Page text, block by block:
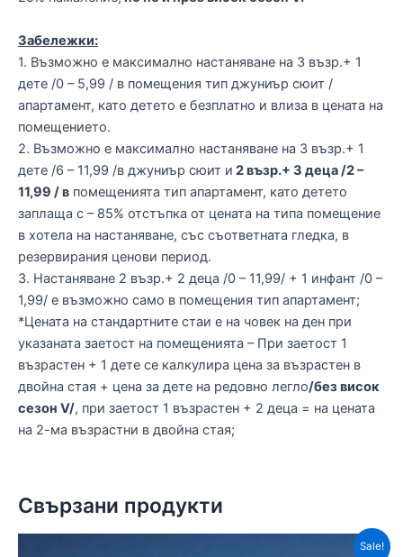
Забележки:
1. Възможно е максимално настаняване на 3 възр.+ 1
дете /0 – 5,99 / в помещения тип джуниър сюит /
апартамент, като детето е безплатно и влиза в цената на
помещението.
2. Възможно е максимално настаняване на 3 възр.+ 1
дете /6 – 11,99 /в джуниър сюит и 2 възр.+ 3 деца /2 –
11,99 / в помещенията тип апартамент, като детето
заплаща с – 85% отстъпка от цената на типа помещение
в хотела на настаняване, със съответната гледка, в
резервирания ценови период.
3. Настаняване 2 възр.+ 2 деца /0 – 11,99/ + 1 инфант /0 –
1,99/ e възможно само в помещения тип апартамент;
*Цената на стандартните стаи е на човек на ден при
указаната заетост на помещенията – При заетост 1
възрастен + 1 дете се калкулира цена за възрастен в
двойна стая + цена за дете на редовно легло/без висок
сезон V/, при заетост 1 възрастен + 2 деца = на цената
на 2-ма възрастни в двойна стая;
Свързани продукти
Sale!